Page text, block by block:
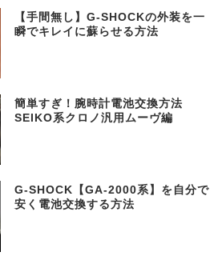
【手間無し】G-SHOCKの外装を一
瞬でキレイに蘇らせる方法
簡単すぎ！腕時計電池交換方法
SEIKO系クロノ汎用ムーヴ編
G-SHOCK【GA-2000系】を自分で
安く電池交換する方法